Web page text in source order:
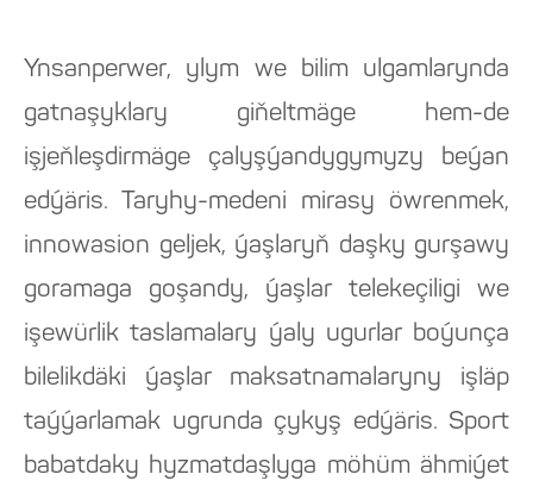
Ynsanperwer, ylym we bilim ulgamlarynda
gatnaşyklary giňeltmäge hem-de
işjeňleşdirmäge çalyşýandygymyzy beýan
edýäris. Taryhy-medeni mirasy öwrenmek,
innowasion geljek, ýaşlaryň daşky gurşawy
goramaga goşandy, ýaşlar telekeçiligi we
işewürlik taslamalary ýaly ugurlar boýunça
bilelikdäki ýaşlar maksatnamalaryny işläp
taýýarlamak ugrunda çykyş edýäris. Sport
babatdaky hyzmatdaşlyga möhüm ähmiýet